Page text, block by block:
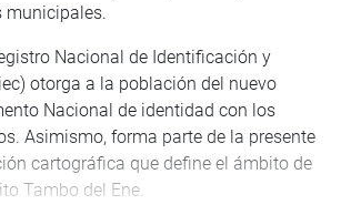
municipales.
Nacional de Identificación y
otorga a la población del nuevo
Nacional de identidad con los
Asimismo, forma parte de la presente
cartográfica que define el ámbito de
Tambo del Ene.